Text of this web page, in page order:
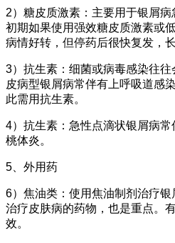
2）糖皮质激素：主要用于银屑病
初期如果使用强效糖皮质激素或
病情好转，但停药后很快复发，
3）抗生素：细菌或病毒感染往
皮病型银屑病常伴有上呼吸道感
此需用抗生素。
4）抗生素：急性点滴状银屑病
桃体炎。
5、外用药
6）焦油类：使用焦油制剂治疗
治疗皮肤病的药物，也是重点。
效。